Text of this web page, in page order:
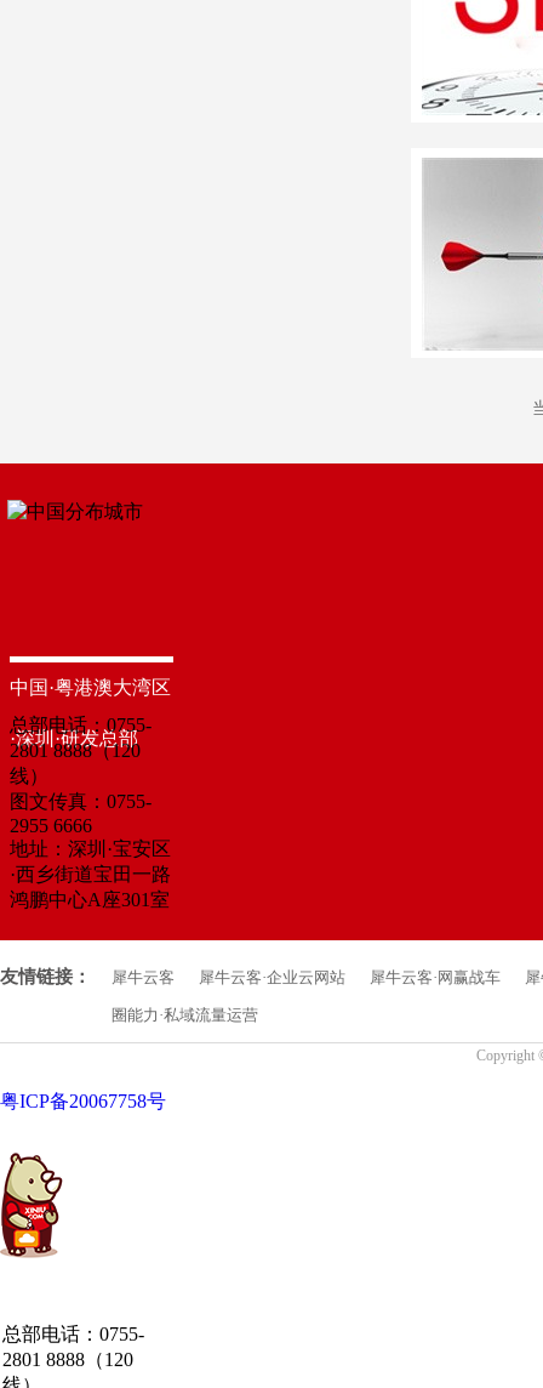
中国·粤港澳大湾区
·深圳·研发总部
总部电话：0755-
2801 8888（120
线）
图文传真：0755-
2955 6666
地址：深圳·宝安区
·西乡街道宝田一路
鸿鹏中心A座301室
友情链接： 犀牛云客 犀牛云客·企业云网站 犀牛云客·网赢战车
圈能力·私域流量运营
Copyright
粤ICP备20067758号
·深圳·研发总部
总部电话：0755-
2801 8888（120